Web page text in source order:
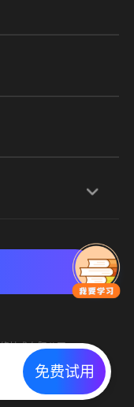
企微SCRM
层
技术有限公司
号
号
免费试用